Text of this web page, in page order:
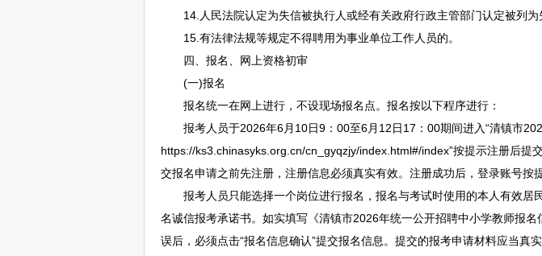
14.人民法院认定为失信被执行人或经有关政府行政主管部门认定被列为
15.有法律法规等规定不得聘用为事业单位工作人员的。
四、报名、网上资格初审
(一)报名
报名统一在网上进行，不设现场报名点。报名按以下程序进行：
报考人员于2026年6月10日9：00至6月12日17：00期间进入“清镇市
https://ks3.chinasyks.org.cn/cn_gyqzjy/index.html#/index”按提示注册后
交报名申请之前先注册，注册信息必须真实有效。注册成功后，登录账号按
报考人员只能选择一个岗位进行报名，报名与考试时使用的本人有效居
名诚信报考承诺书。如实填写《清镇市2026年统一公开招聘中小学教师报名
误后，必须点击“报名信息确认”提交报名信息。提交的报考申请材料应当